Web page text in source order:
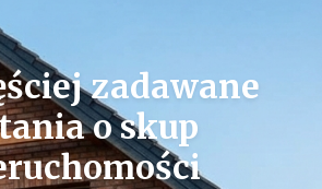
zadawane
oskup